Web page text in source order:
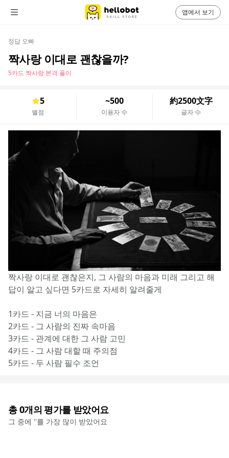
정답 오빠
짝사랑 이대로 괜찮을까?
5카드 짝사랑 본격 풀이
5
별점
~500
이용자 수
約2500文字
글자 수
짝사랑 이대로 괜찮은지, 그 사람의 마음과 미래 그리고 해
답이 알고 싶다면 5카드로 자세히 알려줄게
1카드 - 지금 너의 마음은
2카드 - 그 사람의 진짜 속마음
3카드 - 관계에 대한 그 사람 고민
4카드 - 그 사람 대할 때 주의점
5카드 - 두 사람 필수 조언
총0개의 평가를 받았어요
그 중에 ''를 가장 많이 받았어요
앱에서 보기